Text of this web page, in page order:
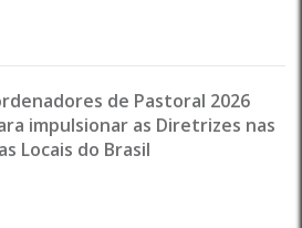
de Pastoral 2026
impulsionar as Diretrizes nas
Locais do Brasil